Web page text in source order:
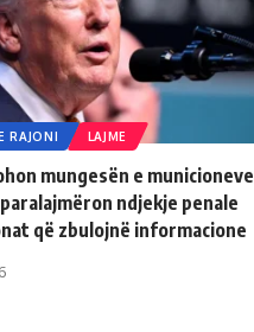
RAJONI LAJME
mungesën e municioneve
ndjekje penale
që zbulojnë informacione